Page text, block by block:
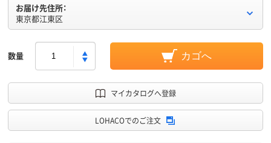
お届け先住所：
東京都江東区
数量 カゴへ
マイカタログへ登録
LOHACOでのご注文